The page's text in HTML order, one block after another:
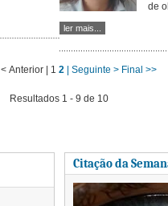
de
ler mais...
< Anterior | 1 2 | Seguinte > Final >>
Resultados 1 - 9 de 10
Citação da